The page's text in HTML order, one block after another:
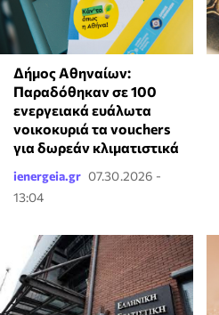
Δήμος Αθηναίων:
Παραδόθηκαν σε 100
ενεργειακά ευάλωτα
νοικοκυριά τα vouchers
για δωρεάν κλιματιστικά
ienergeia.gr 07.30.2026 -
13:04